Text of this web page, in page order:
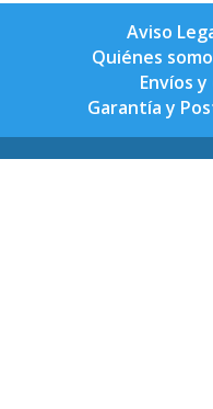
Aviso
Quiénes
Envíos
Garantía y